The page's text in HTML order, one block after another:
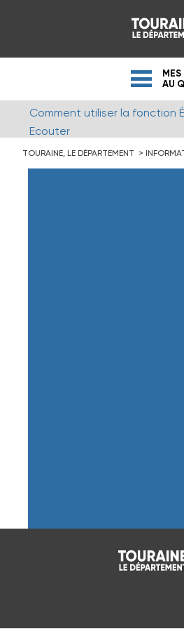
MES
AU
Comment utiliser la fonction
Ecouter
TOURAINE, LE DÉPARTEMENT